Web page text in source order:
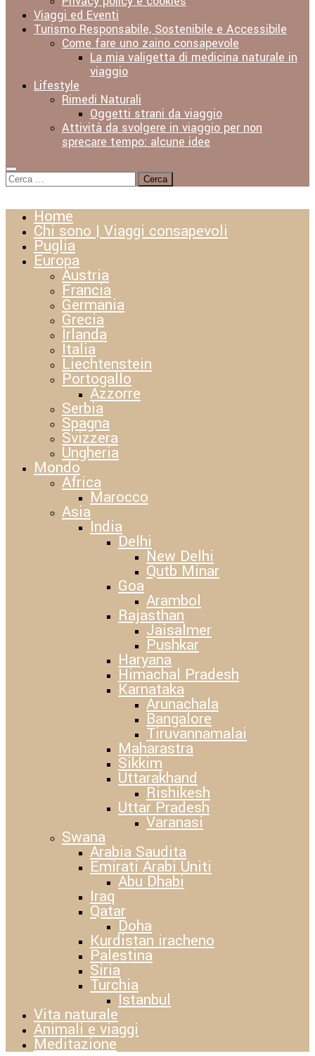
Viaggi ed Eventi
Turismo Responsabile, Sostenibile e Accessibile
Come fare uno zaino consapevole
La mia valigetta di medicina naturale in
viaggio
Lifestyle
Rimedi Naturali
Oggetti strani da viaggio
Attività da svolgere in viaggio per non
sprecare tempo: alcune idee
Ricerca
per:
Home
Chi sono | Viaggi consapevoli
Puglia
Europa
Austria
Francia
Germania
Grecia
Irlanda
Italia
Liechtenstein
Portogallo
Azzorre
Serbia
Spagna
Svizzera
Ungheria
Mondo
Africa
Marocco
Asia
India
Delhi
New Delhi
Qutb Minar
Goa
Arambol
Rajasthan
Jaisalmer
Pushkar
Haryana
Himachal Pradesh
Karnataka
Arunachala
Bangalore
Tiruvannamalai
Maharastra
Sikkim
Uttarakhand
Rishikesh
Uttar Pradesh
Varanasi
Swana
Arabia Saudita
Emirati Arabi Uniti
Abu Dhabi
Iraq
Qatar
Doha
Kurdistan iracheno
Palestina
Siria
Turchia
Istanbul
Vita naturale
Animali e viaggi
Meditazione